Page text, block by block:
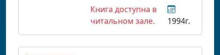
Книга доступна в
читальном зале.
1994г.